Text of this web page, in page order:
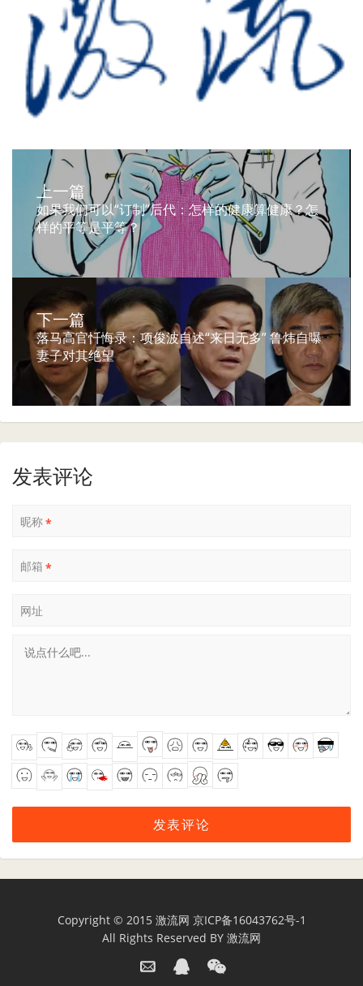
上一篇
如果我们可以“订制”后代：怎样的健康算健康？怎
样的平等是平等？
下一篇
落马高官忏悔录：项俊波自述“来日无多” 鲁炜自曝
妻子对其绝望
发表评论
昵称*
邮箱 *
网址
Copyright © 2015 激流网 京ICP备16043762号-1
All Rights Reserved BY 激流网